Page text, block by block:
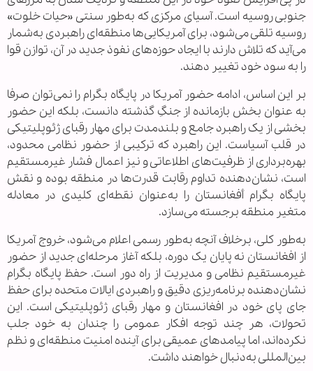
جنوبی روسیه است. آسیای مرکزی که به‌طور سنتی «حیات خلوت»
روسیه تلقی می‌شود، برای آمریکایی‌ها منطقه‌ای راهبردی به‌شمار
می‌آید که تلاش دارند با ایجاد حوزه‌های نفوذ جدید در آن، توازن قوا
را به سود خود تغییر دهند.
بر این اساس، ادامه حضور آمریکا در پایگاه بگرام را نمی‌توان صرفا
به عنوان بخش بازمانده از جنگِ گذشته دانست، بلکه این حضور
بخشی از یک راهبرد جامع و بلندمدت برای مهار رقبای ژئوپلیتیکی
در قلب آسیاست. این راهبرد که ترکیبی از حضور نظامی محدود،
بهره‌برداری از ظرفیت‌های اطلاعاتی و نیز اعمال فشار غیرمستقیم
است، نشان‌دهنده تداوم رقابت قدرت‌ها در منطقه بوده و نقش
پایگاه بگرام أفغانستان را به‌عنوان نقطه‌ای کلیدی در معادله
متغیر منطقه برجسته می‌سازد.
به‌طور کلی، برخلاف آنچه به‌طور رسمی اعلام می‌شود، خروج آمریکا
از افغانستان نه پایان یک دوره، بلکه آغاز مرحله‌ای جدید از حضور
غیرمستقیم نظامی و مدیریت از راه دور است. حفظ پایگاه بگرام
نشان‌دهنده برنامه‌ریزی دقیق و راهبردی ایالات متحده برای حفظ
جای پای خود در افغانستان و مهار رقبای ژئوپلیتیکی است. این
تحولات، هر چند توجه افکار عمومی را چندان به خود جلب
نکرده‌اند، اما پیامدهای عمیقی برای آینده امنیت منطقه‌ای و نظم
بین‌المللی به‌دنبال خواهند داشت.